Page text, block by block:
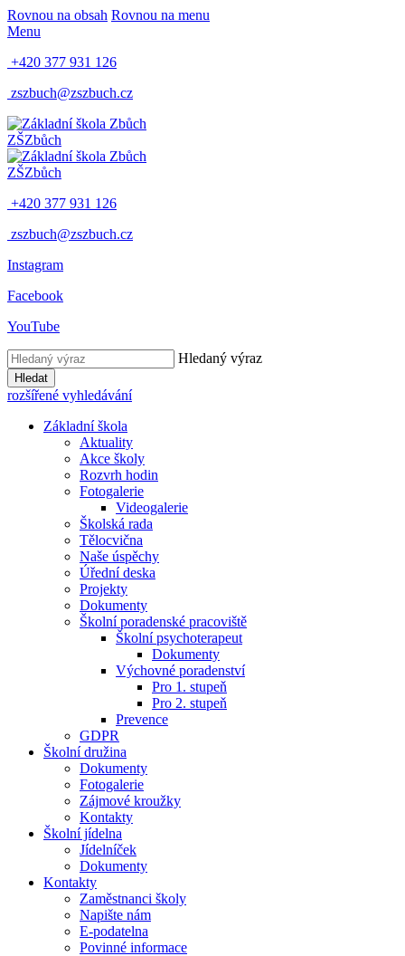
Rovnou na obsah Rovnou na menu
Menu
+420 377 931 126
zszbuch@zszbuch.cz
ZŠZbůch
ZŠZbůch
+420 377 931 126
zszbuch@zszbuch.cz
Instagram
Facebook
YouTube
Hledaný výraz
Hledat
rozšířené vyhledávání
Základní škola
Aktuality
Akce školy
Rozvrh hodin
Fotogalerie
Videogalerie
Školská rada
Tělocvična
Naše úspěchy
Úřední deska
Projekty
Dokumenty
Školní poradenské pracoviště
Školní psychoterapeut
Dokumenty
Výchovné poradenství
Pro 1. stupeň
Pro 2. stupeň
Prevence
GDPR
Školní družina
Dokumenty
Fotogalerie
Zájmové kroužky
Kontakty
Školní jídelna
Jídelníček
Dokumenty
Kontakty
Zaměstnanci školy
Napište nám
E-podatelna
Povinné informace